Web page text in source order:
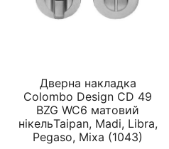
Дверна накладка
Colombo Design CD 49
BZG WC6 матовий
нікельTaipan, Madi, Libra,
Pegaso, Mixa (1043)